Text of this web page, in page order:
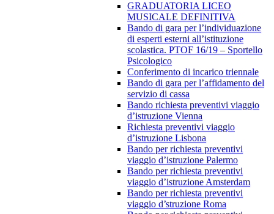
GRADUATORIA LICEO
MUSICALE DEFINITIVA
Bando di gara per l’individuazione
di esperti esterni all’istituzione
scolastica. PTOF 16/19 – Sportello
Psicologico
Conferimento di incarico triennale
Bando di gara per l’affidamento del
servizio di cassa
Bando richiesta preventivi viaggio
d’istruzione Vienna
Richiesta preventivi viaggio
d’istruzione Lisbona
Bando per richiesta preventivi
viaggio d’istruzione Palermo
Bando per richiesta preventivi
viaggio d’istruzione Amsterdam
Bando per richiesta preventivi
viaggio d’struzione Roma